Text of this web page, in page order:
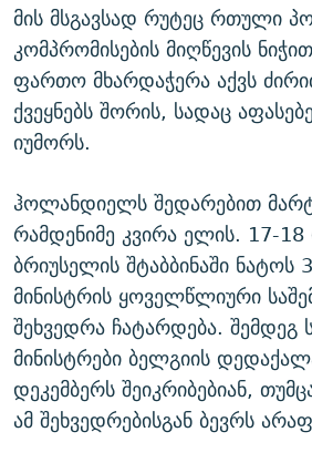
მის მსგავსად რუტეც რთული
კომპრომისების მიღწევის
ფართო მხარდაჭერა აქვს
ქვეყნებს შორის, სადაც
იუმორს.
ჰოლანდიელს შედარებით
რამდენიმე კვირა ელის. 17-
ბრიუსელის შტაბბინაში ნატოს
მინისტრის ყოველწლიური
შეხვედრა ჩატარდება. შემდეგ
მინისტრები ბელგიის
დეკემბერს შეიკრიბებიან,
ამ შეხვედრებისგან ბევრს